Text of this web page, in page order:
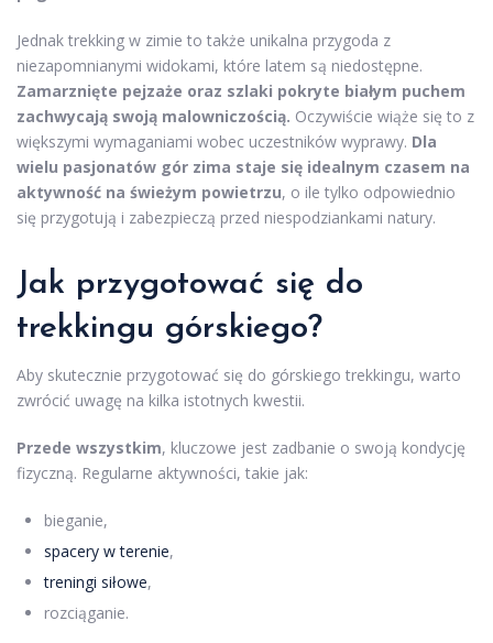
Jednak trekking w zimie to także unikalna przygoda z
niezapomnianymi widokami, które latem są niedostępne.
Zamarznięte pejzaże oraz szlaki pokryte białym puchem
zachwycają swoją malowniczością. Oczywiście wiąże się to z
większymi wymaganiami wobec uczestników wyprawy. Dla
wielu pasjonatów gór zima staje się idealnym czasem na
aktywność na świeżym powietrzu, o ile tylko odpowiednio
się przygotują i zabezpieczą przed niespodziankami natury.
Jak przygotować się do
trekkingu górskiego?
Aby skutecznie przygotować się do górskiego trekkingu, warto
zwrócić uwagę na kilka istotnych kwestii.
Przede wszystkim, kluczowe jest zadbanie o swoją kondycję
fizyczną. Regularne aktywności, takie jak:
bieganie,
spacery w terenie,
treningi siłowe,
rozciąganie.